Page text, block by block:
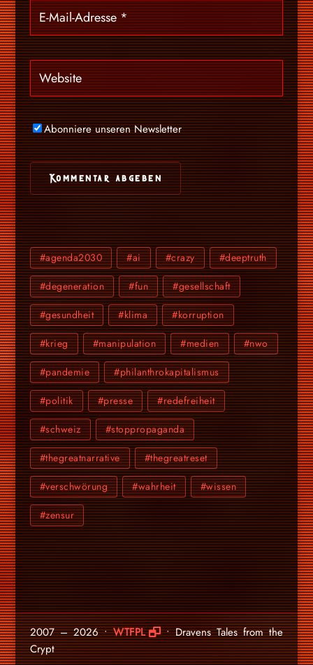
Abonniere unseren Newsletter
#agenda2030 #ai #crazy #deeptruth
#degeneration #fun #gesellschaft
#gesundheit #klima #korruption
#krieg #manipulation #medien #nwo
#pandemie #philanthrokapitalismus
#politik #presse #redefreiheit
#schweiz #stoppropaganda
#thegreatnarrative #thegreatreset
#verschwörung #wahrheit #wissen
#zensur
2007 – 2026 •WTFPL
• Dravens Tales from the
Crypt